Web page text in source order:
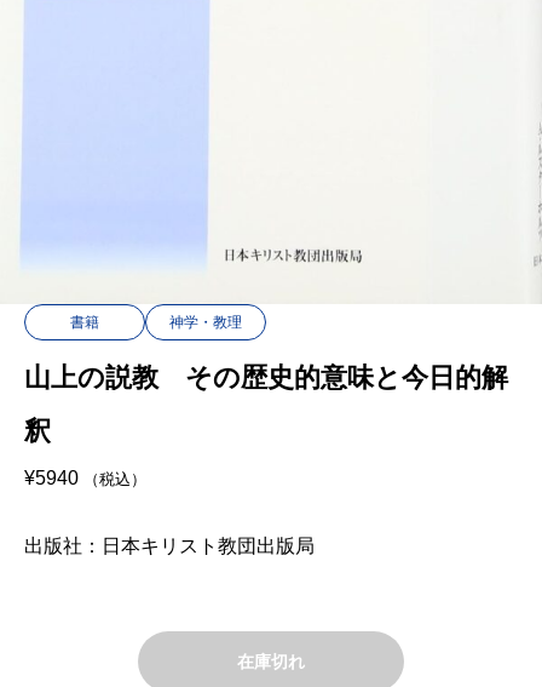
書籍 神学・教理
山上の説教 その歴史的意味と今日的解
釈
¥5940 （税込）
出版社：日本キリスト教団出版局
在庫切れ